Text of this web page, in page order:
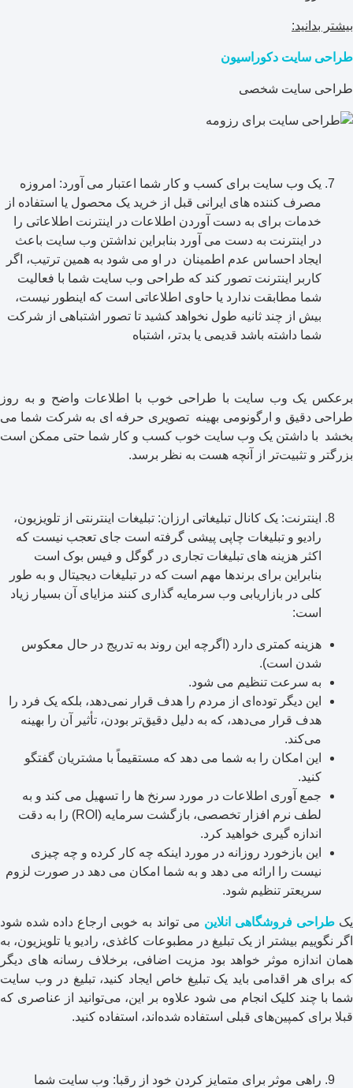
بیشتر بدانید:
طراحی سایت دکوراسیون
طراحی سایت شخصی
یک وب سایت برای کسب و کار شما اعتبار می آورد: امروزه
مصرف کننده های ایرانی قبل از خرید یک محصول یا استفاده از
خدمات برای به دست آوردن اطلاعات در اینترنت اطلاعاتی را
در اینترنت به دست می آورد بنابراین نداشتن وب سایت باعث
ایجاد احساس عدم اطمینان در او می شود به همین ترتیب، اگر
کاربر اینترنت تصور کند که طراحی وب سایت شما با فعالیت
شما مطابقت ندارد یا حاوی اطلاعاتی است که اینطور نیست،
بیش از چند ثانیه طول نخواهد کشید تا تصور اشتباهی از شرکت
شما داشته باشد قدیمی یا بدتر، اشتباه
برعکس یک وب سایت با طراحی خوب با اطلاعات واضح و به روز
طراحی دقیق و ارگونومی بهینه تصویری حرفه ای به شرکت شما می
بخشد با داشتن یک وب سایت خوب کسب و کار شما حتی ممکن است
بزرگتر و تثبیت‌تر از آنچه هست به نظر برسد.
اینترنت: یک کانال تبلیغاتی ارزان: تبلیغات اینترنتی از تلویزیون،
رادیو و تبلیغات چاپی پیشی گرفته است جای تعجب نیست که
اکثر هزینه های تبلیغات تجاری در گوگل و فیس بوک است
بنابراین برای برندها مهم است که در تبلیغات دیجیتال و به طور
کلی در بازاریابی وب سرمایه گذاری کنند مزایای آن بسیار زیاد
است:
هزینه کمتری دارد (اگرچه این روند به تدریج در حال معکوس
شدن است).
به سرعت تنظیم می شود.
این دیگر توده‌ای از مردم را هدف قرار نمی‌دهد، بلکه یک فرد را
هدف قرار می‌دهد، که به دلیل دقیق‌تر بودن، تأثیر آن را بهینه
می‌کند.
این امکان را به شما می دهد که مستقیماً با مشتریان گفتگو
کنید.
جمع آوری اطلاعات در مورد سرنخ ها را تسهیل می کند و به
لطف نرم افزار تخصصی، بازگشت سرمایه (ROI) را به دقت
اندازه گیری خواهید کرد.
این بازخورد روزانه در مورد اینکه چه کار کرده و چه چیزی
نیست را ارائه می دهد و به شما امکان می دهد در صورت لزوم
سریعتر تنظیم شود.
یکطراحی فروشگاهی انلاین می تواند به خوبی ارجاع داده شده شود
اگر نگوییم بیشتر از یک تبلیغ در مطبوعات کاغذی، رادیو یا تلویزیون، به
همان اندازه موثر خواهد بود مزیت اضافی، برخلاف رسانه های دیگر
که برای هر اقدامی باید یک تبلیغ خاص ایجاد کنید، تبلیغ در وب سایت
شما با چند کلیک انجام می شود علاوه بر این، می‌توانید از عناصری که
قبلا برای کمپین‌های قبلی استفاده شده‌اند، استفاده کنید.
راهی موثر برای متمایز کردن خود از رقبا: وب سایت شما